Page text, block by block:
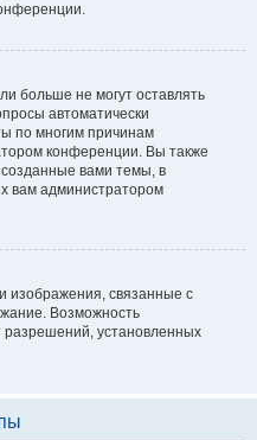
больше не могут оставлять
автоматически
по многим причинам
конференции. Вы также
вами темы, в
вам администратором
изображения, связанные с
Возможность
разрешений, установленных